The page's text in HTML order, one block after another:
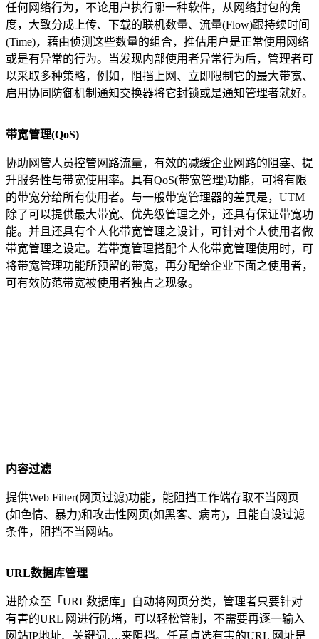
任何网络行为，不论用户执行哪一种软件，从网络封包的角
度，大致分成上传、下载的联机数量、流量(Flow)跟持续时间
(Time)，藉由侦测这些数量的组合，推估用户是正常使用网络
或是有异常的行为。当发现内部使用者异常行为后，管理者可
以采取多种策略，例如，阻挡上网、立即限制它的最大带宽、
启用协同防御机制通知交换器将它封锁或是通知管理者就好。
带宽管理(QoS)
协助网管人员控管网路流量，有效的减缓企业网路的阻塞、提
升服务性与带宽使用率。具有QoS(带宽管理)功能，可将有限
的带宽分给所有使用者。与一般带宽管理器的差異是，UTM
除了可以提供最大带宽、优先级管理之外，还具有保证带宽功
能。并且还具有个人化带宽管理之设计，可针对个人使用者做
带宽管理之设定。若带宽管理搭配个人化带宽管理使用时，可
将带宽管理功能所预留的带宽，再分配给企业下面之使用者，
可有效防范带宽被使用者独占之现象。
内容过滤
提供Web Filter(网页过滤)功能，能阻挡工作端存取不当网页
(如色情、暴力)和攻击性网页(如黑客、病毒)，且能自设过滤
条件，阻挡不当网站。
URL数据库管理
进阶众至「URL数据库」自动将网页分类，管理者只要针对
有害的URL 网进行防堵，可以轻松管制，不需要再逐一输入
网站IP地址、关键词….来阻挡。任意点选有害的URL 网址是